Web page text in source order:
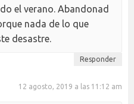
el verano. Abandonad
nada de lo que
desastre.
Responder
12 agosto, 2019 a las 11:12 am